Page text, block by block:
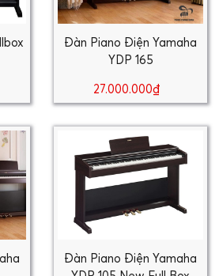
Đàn Piano Điện Yamaha
YDP 165
27.000.000₫
Đàn Piano Điện Yamaha